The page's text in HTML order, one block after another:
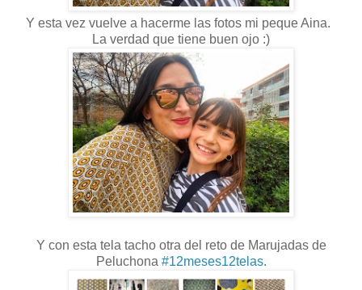
Y esta vez vuelve a hacerme las fotos mi peque Aina.
La verdad que tiene buen ojo :)
Y con esta tela tacho otra del reto de Marujadas de
Peluchona #12meses12telas.